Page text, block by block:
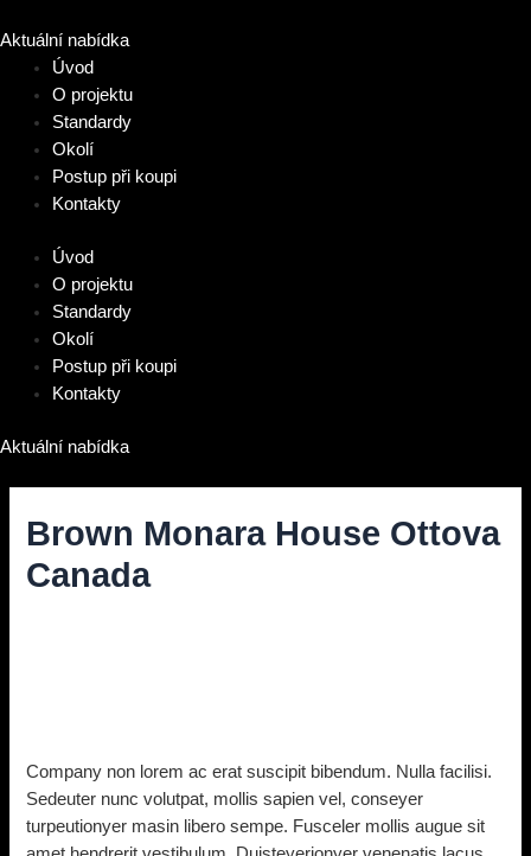
na
obsah
Aktuální nabídka
Úvod
O projektu
Standardy
Okolí
Postup při koupi
Kontakty
Úvod
O projektu
Standardy
Okolí
Postup při koupi
Kontakty
Aktuální nabídka
Brown Monara House Ottova
Canada
Company non lorem ac erat suscipit bibendum. Nulla facilisi.
Sedeuter nunc volutpat, mollis sapien vel, conseyer
turpeutionyer masin libero sempe. Fusceler mollis augue sit